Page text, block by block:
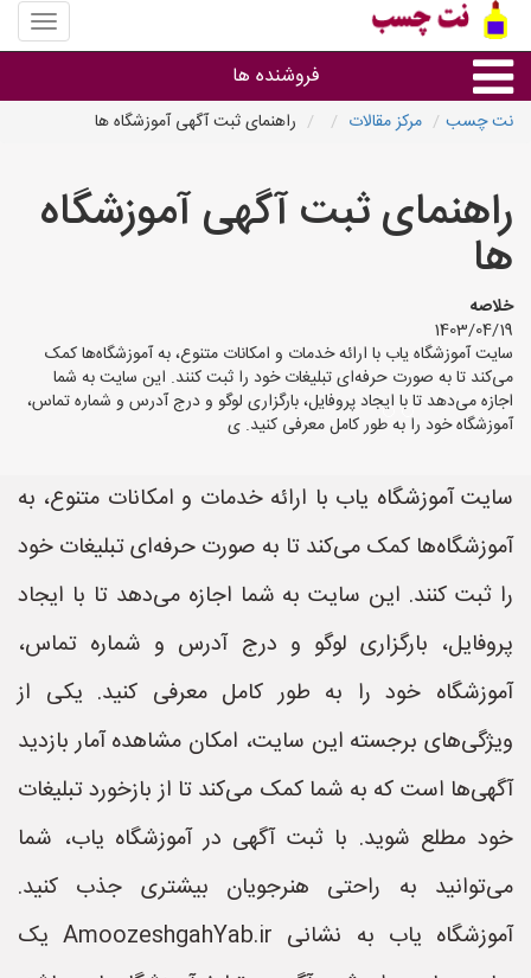
منوی
سایت
چسب
فروشنده ها
استان ها
نت چسب مرکز مقالات راهنمای ثبت آگهی آموزشگاه ها
راهنمای ثبت آگهی آموزشگاه
ها
خلاصه
1403/04/19
سایت آموزشگاه یاب با ارائه خدمات و امکانات متنوع، به آموزشگاه‌ها کمک
می‌کند تا به صورت حرفه‌ای تبلیغات خود را ثبت کنند. این سایت به شما
اجازه می‌دهد تا با ایجاد پروفایل، بارگزاری لوگو و درج آدرس و شماره تماس،
آموزشگاه خود را به طور کامل معرفی کنید. ی
سایت آموزشگاه یاب با ارائه خدمات و امکانات متنوع، به
آموزشگاه‌ها کمک می‌کند تا به صورت حرفه‌ای تبلیغات خود
را ثبت کنند. این سایت به شما اجازه می‌دهد تا با ایجاد
پروفایل، بارگزاری لوگو و درج آدرس و شماره تماس،
آموزشگاه خود را به طور کامل معرفی کنید. یکی از
ویژگی‌های برجسته این سایت، امکان مشاهده آمار بازدید
آگهی‌ها است که به شما کمک می‌کند تا از بازخورد تبلیغات
خود مطلع شوید. با ثبت آگهی در آموزشگاه یاب، شما
می‌توانید به راحتی هنرجویان بیشتری جذب کنید.
آموزشگاه یاب به نشانی AmoozeshgahYab.ir یک